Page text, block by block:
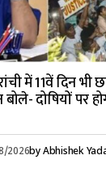
में 11वें दिन
दोषियों पर
2026byAbhishek